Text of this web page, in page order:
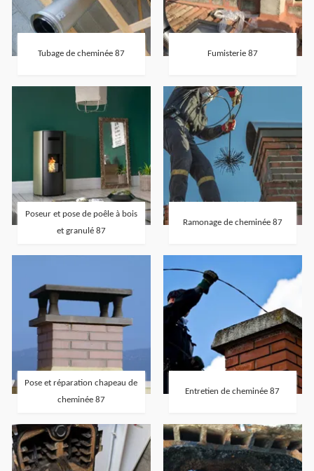
Tubage de cheminée 87 Fumisterie 87
Poseur et pose de poêle à bois
et granulé 87
Ramonage de cheminée 87
Pose et réparation chapeau de
cheminée 87
Entretien de cheminée 87